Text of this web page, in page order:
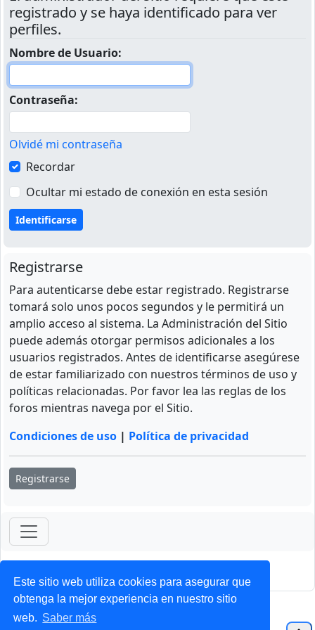
Este sitio web utiliza cookies para asegurar que
obtenga la mejor experiencia en nuestro sitio
web. Saber más
registrado y se haya identificado para ver
perfiles.
Nombre de Usuario:
Contraseña:
Olvidé mi contraseña
Recordar
Ocultar mi estado de conexión en esta sesión
Registrarse
Para autenticarse debe estar registrado. Registrarse
tomará solo unos pocos segundos y le permitirá un
amplio acceso al sistema. La Administración del Sitio
puede además otorgar permisos adicionales a los
usuarios registrados. Antes de identificarse asegúrese
de estar familiarizado con nuestros términos de uso y
políticas relacionadas. Por favor lea las reglas de los
foros mientras navega por el Sitio.
Condiciones de uso | Política de privacidad
Registrarse
ForoClub 2025
Privacidad| Condiciones